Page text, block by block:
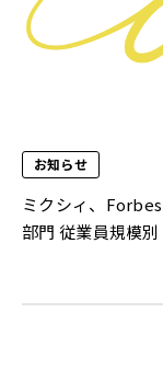
お知らせ
ミクシィ、
部門 従業員規模